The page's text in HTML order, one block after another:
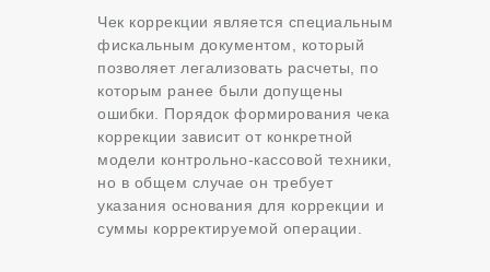
Чек коррекции является специальным
фискальным документом, который
позволяет легализовать расчеты, по
которым ранее были допущены
ошибки. Порядок формирования чека
коррекции зависит от конкретной
модели контрольно-кассовой техники,
но в общем случае он требует
указания основания для коррекции и
суммы корректируемой операции.